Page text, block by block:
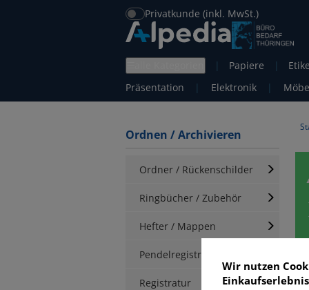
Privatkunde (inkl. MwSt.)
| Papiere |
Präsentation
| Elektronik |
Ordnen / Archivieren
Ordner / Rückenschilder
Ringbücher / Zubehör
Hefter / Mappen
Pendelregistratur
Registratur
Wir nutzen